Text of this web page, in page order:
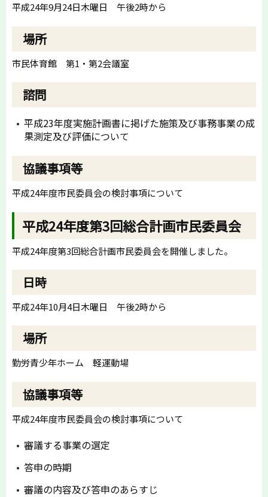
平成24年9月24日木曜日 午後2時から
場所
市民体育館 第1・第2会議室
諮問
平成23年度実施計画書に掲げた施策及び事務事業の成
果測定及び評価について
協議事項等
平成24年度市民委員会の検討事項について
平成24年度第3回総合計画市民委員会
平成24年度第3回総合計画市民委員会を開催しました。
日時
平成24年10月4日木曜日 午後2時から
場所
勤労青少年ホーム 軽運動場
協議事項等
平成24年度市民委員会の検討事項について
審議する事業の選定
答申の時期
審議の内容及び答申のあらすじ